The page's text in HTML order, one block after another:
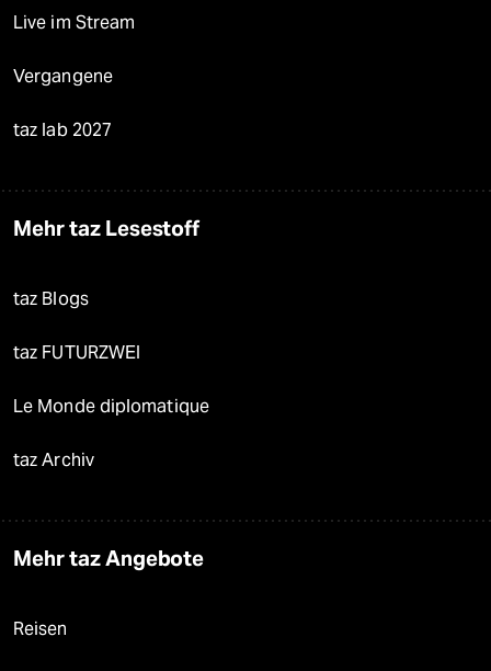
Live im Stream
Vergangene
taz lab 2027
Mehr taz Lesestoff
taz Blogs
taz FUTURZWEI
Le Monde diplomatique
taz Archiv
Mehr taz Angebote
Reisen